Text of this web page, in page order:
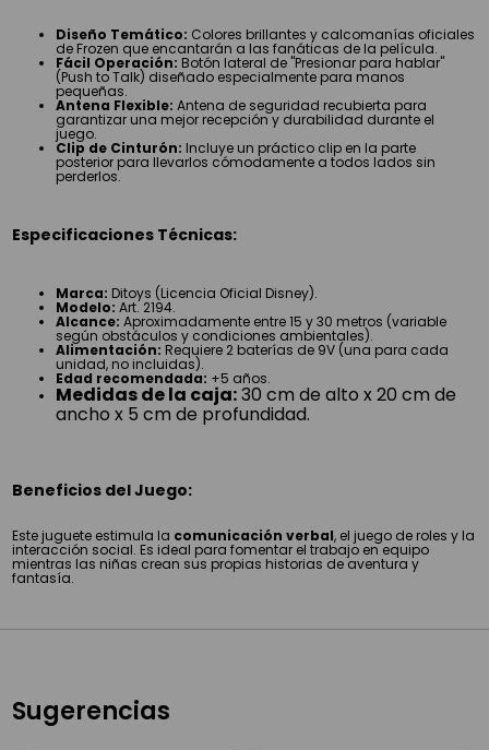
Diseño Temático: Colores brillantes y calcomanías oficiales
de Frozen que encantarán a las fanáticas de la película.
Fácil Operación: Botón lateral de "Presionar para hablar"
(Push to Talk) diseñado especialmente para manos
pequeñas.
Antena Flexible: Antena de seguridad recubierta para
garantizar una mejor recepción y durabilidad durante el
juego.
Clip de Cinturón: Incluye un práctico clip en la parte
posterior para llevarlos cómodamente a todos lados sin
perderlos.
Especificaciones Técnicas:
Marca: Ditoys (Licencia Oficial Disney).
Modelo: Art. 2194.
Alcance: Aproximadamente entre 15 y 30 metros (variable
según obstáculos y condiciones ambientales).
Alimentación: Requiere 2 baterías de 9V (una para cada
unidad, no incluidas).
Edad recomendada: +5 años.
Medidas de la caja:30 cm de alto x 20 cm de
ancho x 5 cm de profundidad.
Beneficios del Juego:
Este juguete estimula la comunicación verbal, el juego de roles y la
interacción social. Es ideal para fomentar el trabajo en equipo
mientras las niñas crean sus propias historias de aventura y
fantasía.
Sugerencias